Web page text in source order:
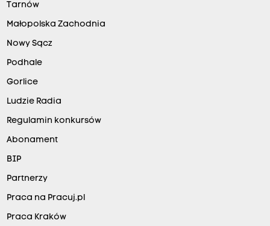
Tarnów
Małopolska Zachodnia
Nowy Sącz
Podhale
Gorlice
Ludzie Radia
Regulamin konkursów
Abonament
BIP
Partnerzy
Praca na Pracuj.pl
Praca Kraków